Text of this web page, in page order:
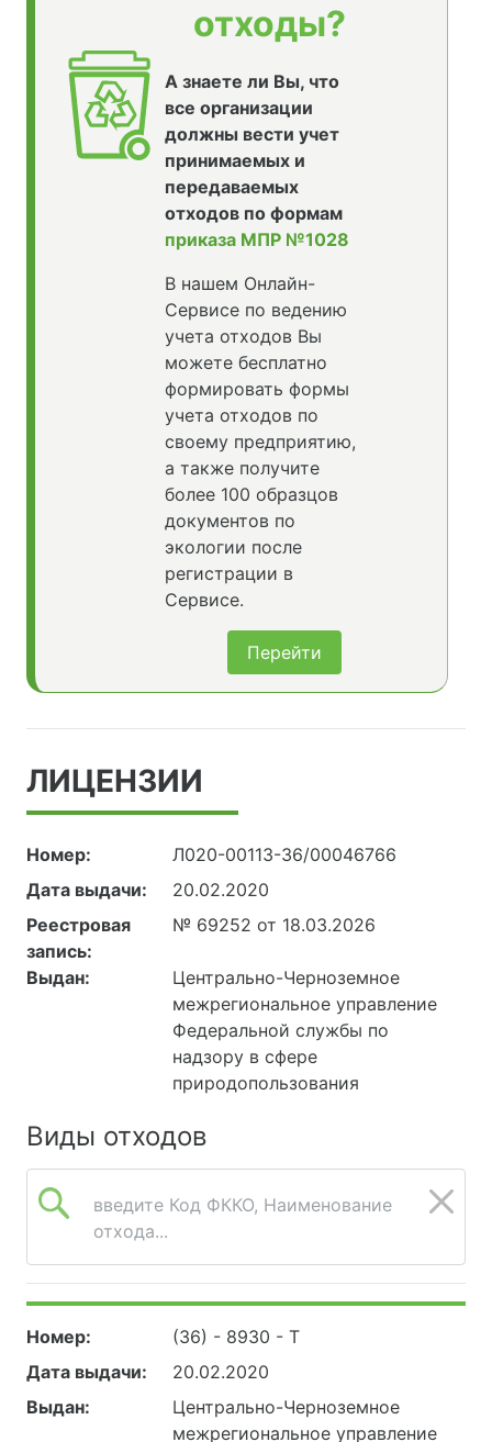
отходы?
А знаете ли Вы, что
все организации
должны вести учет
принимаемых и
передаваемых
отходов по формам
приказа МПР №1028
В нашем Онлайн-
Сервисе по ведению
учета отходов Вы
можете бесплатно
формировать формы
учета отходов по
своему предприятию,
а также получите
более 100 образцов
документов по
экологии после
регистрации в
Сервисе.
Перейти
ЛИЦЕНЗИИ
Номер:
Л020-00113-36/00046766
Дата выдачи:
20.02.2020
Реестровая
запись:
№ 69252 от 18.03.2026
Выдан:
Центрально-Черноземное
межрегиональное управление
Федеральной службы по
надзору в сфере
природопользования
Виды отходов
введите Код ФККО, Наименование
отхода...
Номер:
(36) - 8930 - Т
Дата выдачи:
20.02.2020
Выдан:
Центрально-Черноземное
межрегиональное управление